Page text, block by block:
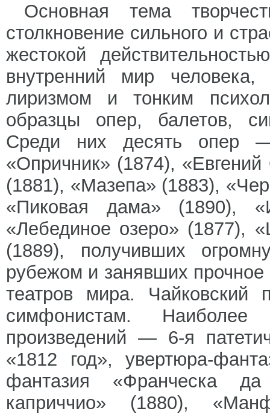
Основная тема
столкновение сильного и
жестокой
внутренний мир человека,
лиризмом и тонким
образцы опер, балетов,
Среди них десять опер
«Опричник» (1874),
(1881), «Мазепа» (1883),
«Пиковая дама» (1890),
«Лебединое озеро» (1877),
(1889), получивших
рубежом и занявших
театров мира. Чайковский
симфонистам.
произведений — 6-я
«1812 год», увертюра-
фантазия «Франческа
каприччио» (1880),